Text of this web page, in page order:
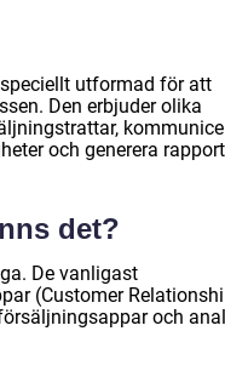
utformad för att
Den erbjuder olika
och generera
det?
De vanligast
(Customer
och